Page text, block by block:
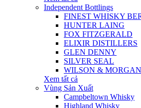
Independent Bottlings
FINEST WHISKY
HUNTER LAING
FOX FITZGERALD
ELIXIR DISTILLERS
GLEN DENNY
SILVER SEAL
WILSON & MORGAN
Xem tất cả
Vùng Sản Xuất
Campbeltown Whisky
Highland Whisky